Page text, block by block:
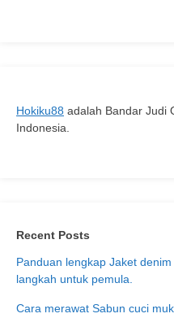
Hokiku88 adalah Bandar Judi
Indonesia.
Recent Posts
Panduan lengkap Jaket
langkah untuk pemula.
Cara merawat Sabun cuci